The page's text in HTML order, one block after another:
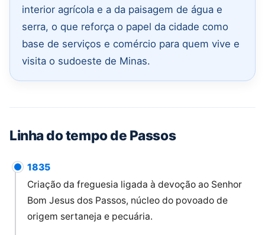
interior agrícola e a da paisagem de água e
serra, o que reforça o papel da cidade como
base de serviços e comércio para quem vive e
visita o sudoeste de Minas.
Linha do tempo de Passos
1835
Criação da freguesia ligada à devoção ao Senhor
Bom Jesus dos Passos, núcleo do povoado de
origem sertaneja e pecuária.